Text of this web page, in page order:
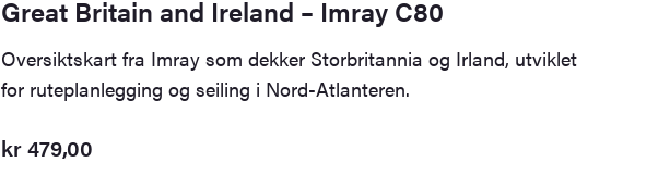
Great Britain and Ireland – Imray C80
Oversiktskart fra Imray som dekker Storbritannia og Irland, utviklet
for ruteplanlegging og seiling i Nord-Atlanteren.
kr479,00